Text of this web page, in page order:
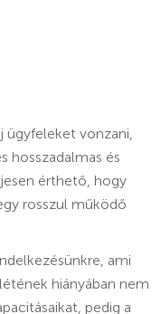
ügyfeleket vonzani,
hosszadalmas és
érthető, hogy
rosszul működő
ami
hiányában nem
pedig a